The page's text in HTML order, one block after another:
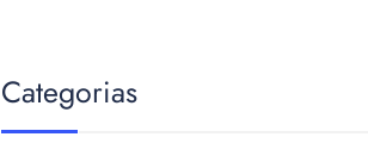
Categorias